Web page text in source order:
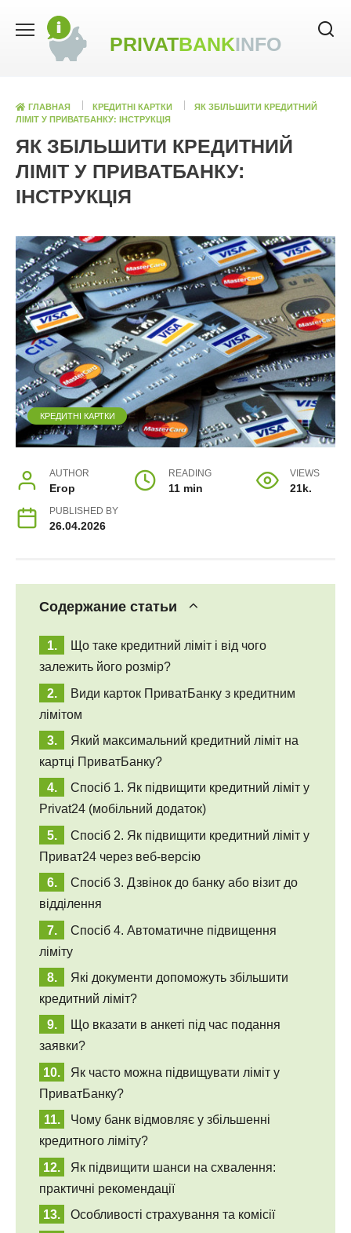
PRIVATBANKINFO
ГЛАВНАЯ КРЕДИТНІ КАРТКИ
ЯК ЗБІЛЬШИТИ КРЕДИТНИЙ
ЛІМІТ У ПРИВАТБАНКУ: ІНСТРУКЦІЯ
ЯК ЗБІЛЬШИТИ КРЕДИТНИЙ
ЛІМІТ У ПРИВАТБАНКУ:
ІНСТРУКЦІЯ
КРЕДИТНІ КАРТКИ
AUTHOR
Егор
READING
11 min
VIEWS
21k.
PUBLISHED BY
26.04.2026
Содержание статьи
Що таке кредитний ліміт і від чого
залежить його розмір?
Види карток ПриватБанку з кредитним
лімітом
Який максимальний кредитний ліміт на
картці ПриватБанку?
Спосіб 1. Як підвищити кредитний ліміт у
Privat24 (мобільний додаток)
Спосіб 2. Як підвищити кредитний ліміт у
Приват24 через веб-версію
Спосіб 3. Дзвінок до банку або візит до
відділення
Спосіб 4. Автоматичне підвищення
ліміту
Які документи допоможуть збільшити
кредитний ліміт?
Що вказати в анкеті під час подання
заявки?
Як часто можна підвищувати ліміт у
ПриватБанку?
Чому банк відмовляє у збільшенні
кредитного ліміту?
Як підвищити шанси на схвалення:
практичні рекомендації
Особливості страхування та комісії